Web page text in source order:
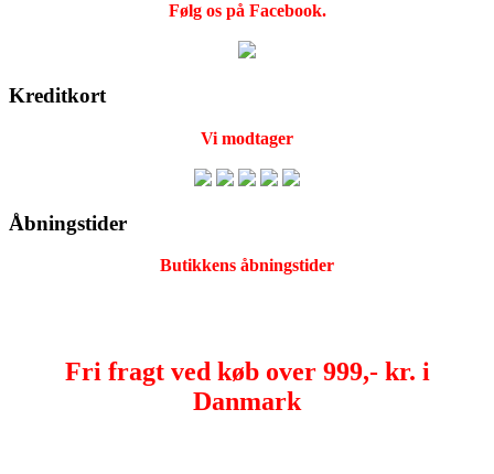
Følg os på Facebook.
Kreditkort
Vi modtager
Åbningstider
Butikkens åbningstider
Fri fragt ved køb over 999,- kr. i
Danmark